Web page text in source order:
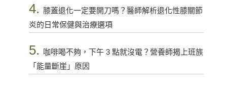
4. 膝蓋退化一定要開刀嗎？醫師解析退化性膝關節
炎的日常保健與治療選項
5.
咖啡喝不夠，下午 3 點就沒電？營養師揭上班族
「能量斷崖」原因